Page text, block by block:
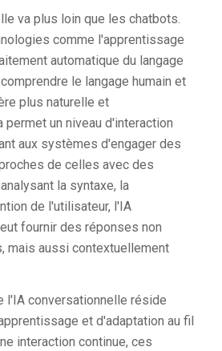
va plus loin que les chatbots.
comme l'apprentissage
automatique du langage
le langage humain et
plus naturelle et
permet un niveau d'interaction
aux systèmes d'engager des
de celles avec des
la syntaxe, la
de l'utilisateur, l'IA
fournir des réponses non
mais aussi contextuellement
l'IA conversationnelle réside
et d'adaptation au fil
interaction continue, ces